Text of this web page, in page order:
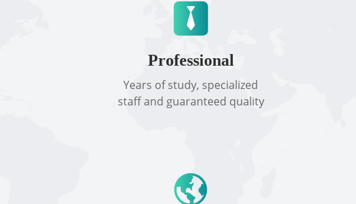
Professional
Years of study, specialized
staff and guaranteed quality